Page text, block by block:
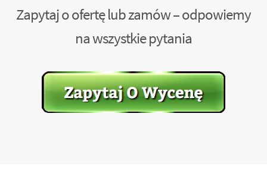
Zapytaj o ofertę lub zamów – odpowiemy
na wszystkie pytania